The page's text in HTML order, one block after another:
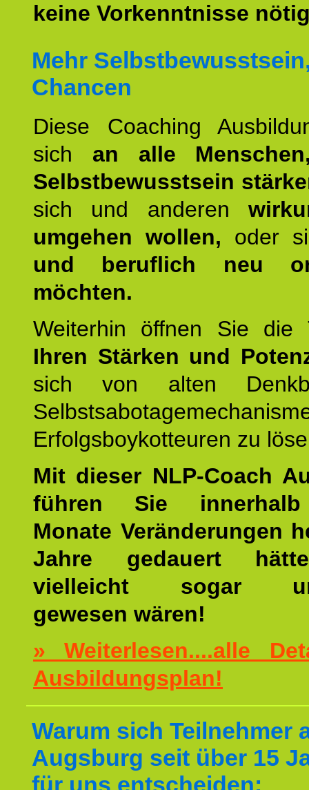
keine Vorkenntnisse
Mehr
Chancen
Diese Coaching
sich an alle
Selbstbewusstsein
sich und anderen
umgehen wollen, oder
und beruflich neu
möchten.
Weiterhin öffnen Sie
Ihren Stärken und
sich von alten
Erfolgsboykotteuren zu
Mit dieser NLP-Coach
führen Sie
Monate Veränderungen
Jahre gedauert
vielleicht sogar
gewesen wären!
» Weiterlesen....alle
Ausbildungsplan!
Warum sich Teilnehmer
Augsburg seit über 15
für uns entscheiden: